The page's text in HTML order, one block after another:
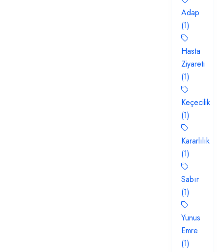
Adap
(1)
Hasta
Ziyareti
(1)
Keçecilik
(1)
Kararlılık
(1)
Sabır
(1)
Yunus
Emre
(1)